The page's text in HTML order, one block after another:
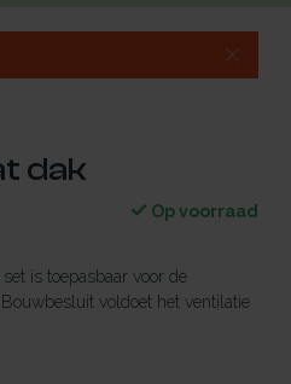
dak
Op voorraad
is toepasbaar voor de
voldoet het ventilatie